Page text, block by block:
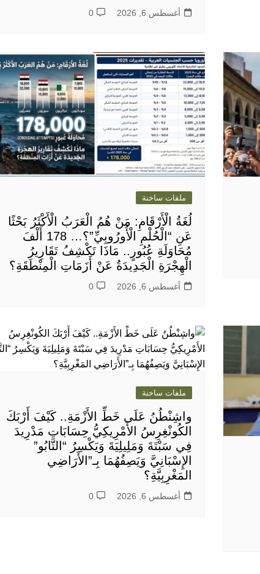
أغسطس 6, 2026 0
ملفات ساخنة
لُغَةُ الْأَرْقَامِ: مَنْ هُمُ الْعَرَبُ الْأَكْثَرُ بَحْثًا
عَنِ “الْحُلْمِ الْأُورُوبِيِّ”؟… 178 أَلْفَ
مُحَاوَلَةِ عُبُورٍ.. مَاذَا تَكْشِفُ تَقَارِيرُ
الْهِجْرَةِ الْجَدِيدَةُ عَنْ أَزَمَاتِ الْمِنْطَقَةِ؟
أغسطس 6, 2026 0
ملفات ساخنة
واشِنْطُنُ عَلَى خَطِّ الأَزْمَةِ.. كَيْفَ أَرْبَكَ
الكُونْغِرِسُ الأَمْرِيكِيُّ حِسَابَاتِ مَدْرِيدَ
فِي سَبْتَةَ وَمَلِيلِيَةَ وَيَكْسِرُ “التَّابُو”
الإِسْبَانِيَّ وَيَصِفُهُمَا بِـ”الأَرَاضِي
المَغْرِبِيَّةِ؟
أغسطس 6, 2026 0